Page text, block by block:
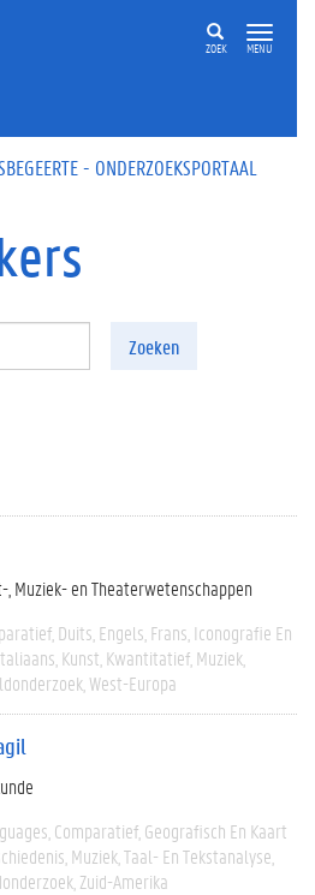
ZOEK MENU
- ONDERZOEKSPORTAAL
Zoeken
, Muziek- en Theaterwetenschappen
Duits Engels Frans Iconografie En
Kunst Kwantitatief Muziek
West-Europa
Comparatief Geografisch En Kaart
Muziek Taal- En Tekstanalyse
Zuid-Amerika